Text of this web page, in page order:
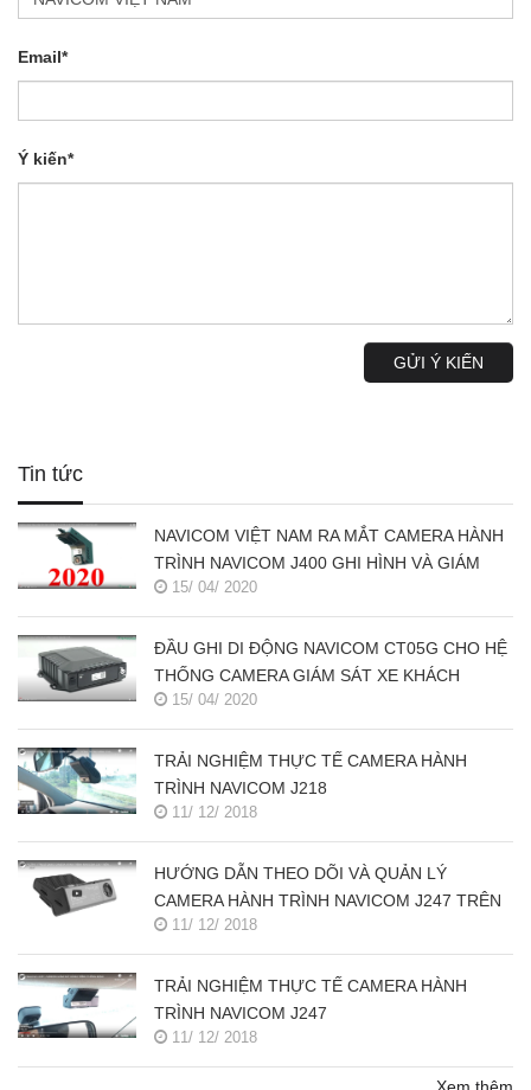
Email*
Ý kiến*
GỬI Ý KIẾN
Tin tức
NAVICOM VIỆT NAM RA MẮT CAMERA HÀNH
TRÌNH NAVICOM J400 GHI HÌNH VÀ GIÁM
SÁT TRỰC TUYẾN ĐỒNG THỜI 2 KÊNH
15/ 04/ 2020
ĐẦU GHI DI ĐỘNG NAVICOM CT05G CHO HỆ
THỐNG CAMERA GIÁM SÁT XE KHÁCH
15/ 04/ 2020
TRẢI NGHIỆM THỰC TẾ CAMERA HÀNH
TRÌNH NAVICOM J218
11/ 12/ 2018
HƯỚNG DẪN THEO DÕI VÀ QUẢN LÝ
CAMERA HÀNH TRÌNH NAVICOM J247 TRÊN
SMART PHONE & MÁY TÍNH
11/ 12/ 2018
TRẢI NGHIỆM THỰC TẾ CAMERA HÀNH
TRÌNH NAVICOM J247
11/ 12/ 2018